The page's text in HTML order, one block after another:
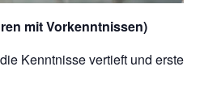
mit Vorkenntnissen)
Kenntnisse vertieft und erste